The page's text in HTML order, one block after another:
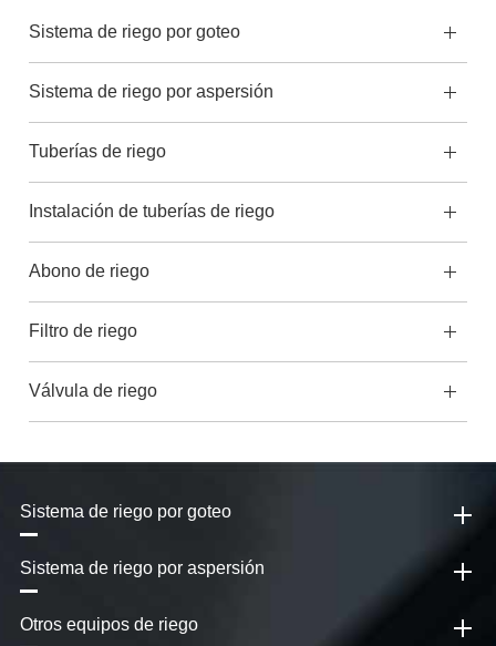
Sistema de riego por goteo
Sistema de riego por aspersión
Tuberías de riego
Instalación de tuberías de riego
Abono de riego
Filtro de riego
Válvula de riego
Sistema de riego por goteo
Sistema de riego por aspersión
Otros equipos de riego